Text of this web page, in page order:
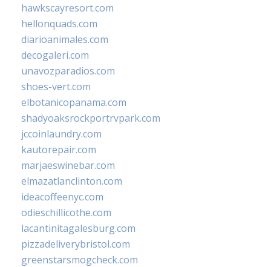
hawkscayresort.com
hellonquads.com
diarioanimales.com
decogaleri.com
unavozparadios.com
shoes-vert.com
elbotanicopanama.com
shadyoaksrockportrvpark.com
jccoinlaundry.com
kautorepair.com
marjaeswinebar.com
elmazatlanclinton.com
ideacoffeenyc.com
odieschillicothe.com
lacantinitagalesburg.com
pizzadeliverybristol.com
greenstarsmogcheck.com